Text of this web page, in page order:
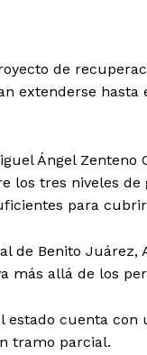
de
extenderse
Ángel
los tres niveles de
para
de Benito Juárez,
más allá de los
estado cuenta
tramo parcial.